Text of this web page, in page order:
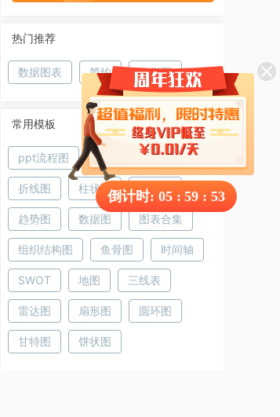
热门推荐
数据图表 简约 分饼图
常用模板
ppt流程图 饼图 条形图
折线图 柱状图 树状图
趋势图 数据图 图表合集
组织结构图 鱼骨图 时间轴
SWOT 地图 三线表
雷达图 扇形图 圆环图
甘特图 饼状图
倒计时: 05 : 59 : 52